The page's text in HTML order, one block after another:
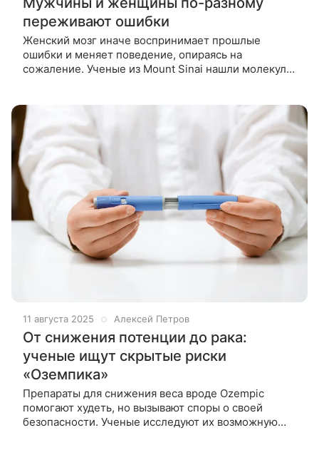
переживают ошибки
Женский мозг иначе воспринимает прошлые
ошибки и меняет поведение, опираясь на
сожаление. Ученые из Mount Sinai нашли молекулу
11 августа 2025 Алексей Петров
От снижения потенции до рака:
ученые ищут скрытые риски
«Оземпика»
Препараты для снижения веса вроде Ozempic
помогают худеть, но вызывают споры о своей
безопасности. Ученые исследуют их возможную